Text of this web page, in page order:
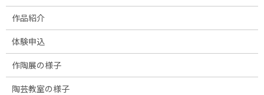
作品紹介
体験申込
作陶展の様子
陶芸教室の様子